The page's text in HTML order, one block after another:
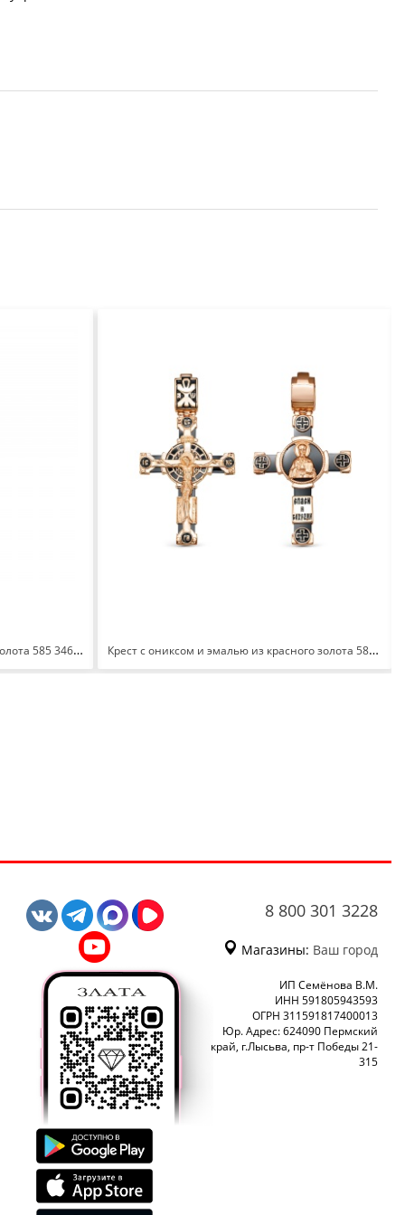
Подвеска с жемчугом из красного золота 585 3467506 1 1 10 Крест с ониксом и эмалью из красного золота 585 080043
8 800 301 3228
Магазины: Ваш город
ИП Семёнова В.М.
ИНН 591805943593
ОГРН 311591817400013
Юр. Адрес: 624090 Пермский
край, г.Лысьва, пр-т Победы 21-
315